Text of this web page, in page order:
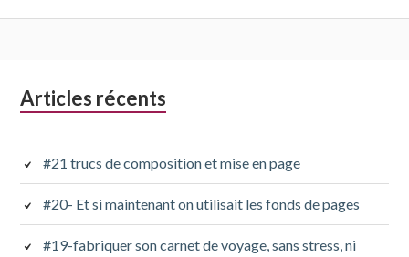
Colonne
subsidiaire
Articles récents
#21 trucs de composition et mise en page
#20- Et si maintenant on utilisait les fonds de pages
#19-fabriquer son carnet de voyage, sans stress, ni